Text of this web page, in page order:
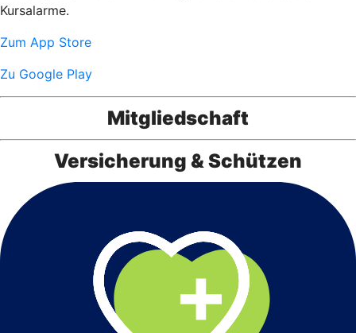
Kursalarme.
Zum App Store
Zu Google Play
Mitgliedschaft
Versicherung & Schützen